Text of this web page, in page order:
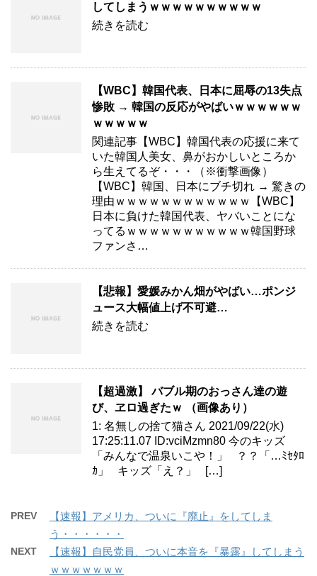
してしまうｗｗｗｗｗｗｗｗｗｗ
続きを読む
【WBC】韓国代表、日本に屈辱の13失点
惨敗 → 韓国の反応がやばいｗｗｗｗｗｗ
ｗｗｗｗｗ
関連記事【WBC】韓国代表の応援に来て
いた韓国人美女、鼻がおかしいところか
ら生えてるぞ・・・（※衝撃画像）
【WBC】韓国、日本にブチ切れ → 驚きの
理由ｗｗｗｗｗｗｗｗｗｗｗｗ【WBC】
日本に負けた韓国代表、ヤバいことにな
ってるｗｗｗｗｗｗｗｗｗｗｗ韓国野球
ファンさ…
【悲報】愛媛みかん畑がやばい…ポンジ
ュース大幅値上げ不可避…
続きを読む
【超過激】 バブル期のおっさん達の遊
び、ヱロ過ぎたｗ （画像あり）
1: 名無しの捨て猫さん 2021/09/22(水)
17:25:11.07 ID:vciMzmn80 今のキッズ
「みんなで温泉いこや！」 ？？「…ﾐｾﾀﾛ
ｶ」 キッズ「え？」 […]
PREV
【速報】アメリカ、ついに『廃止』をしてしま
う・・・・・・
NEXT
【速報】自民党員、ついに本音を『暴露』してしまう
ｗｗｗｗｗｗｗ